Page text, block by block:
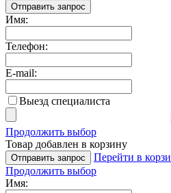
Отправить запрос
Имя:
Телефон:
E-mail:
Выезд специалиста
Продолжить выбор
Товар добавлен в корзину
Отправить запрос
Перейти в
Продолжить выбор
Имя: